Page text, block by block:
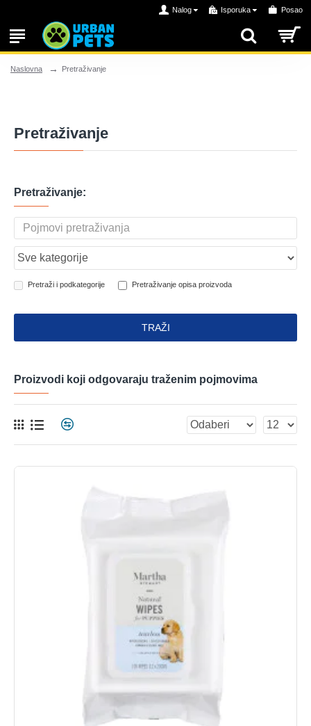
Nalog Isporuka Posao
Naslovna Pretraživanje
Pretraživanje
Pretraživanje:
Pretraži i podkategorije Pretraživanje opisa proizvoda
TRAŽI
Proizvodi koji odgovaraju traženim pojmovima